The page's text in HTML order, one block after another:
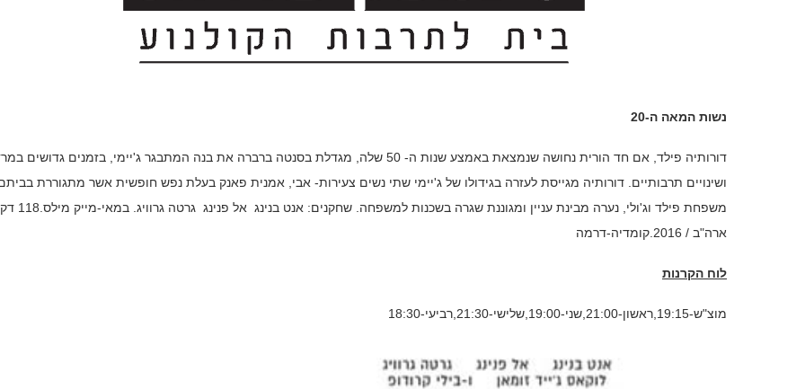
נשות המאה ה-20
דורותיה פילד, אם חד הורית נחושה שנמצאת באמצע שנות ה- 50 שלה, מגדלת בסנטה ברברה את בנה המתבגר ג'יימי, בזמנים גדושים
ושינויים תרבותיים. דורותיה מגייסת לעזרה בגידולו של ג'יימי שתי נשים צעירות- אבי, אמנית פאנק בעלת נפש חופשית אשר מתגוררת
משפחת פילד וג'ולי, נערה מבינת עניין ומגוננת שגרה בשכנות
ארה"ב / 2016.קומדיה-דרמה
לוח הקרנות
מוצ"ש-19:15,ראשון-21:00,שני-19:00,שלישי-21:30,רביעי-18:30